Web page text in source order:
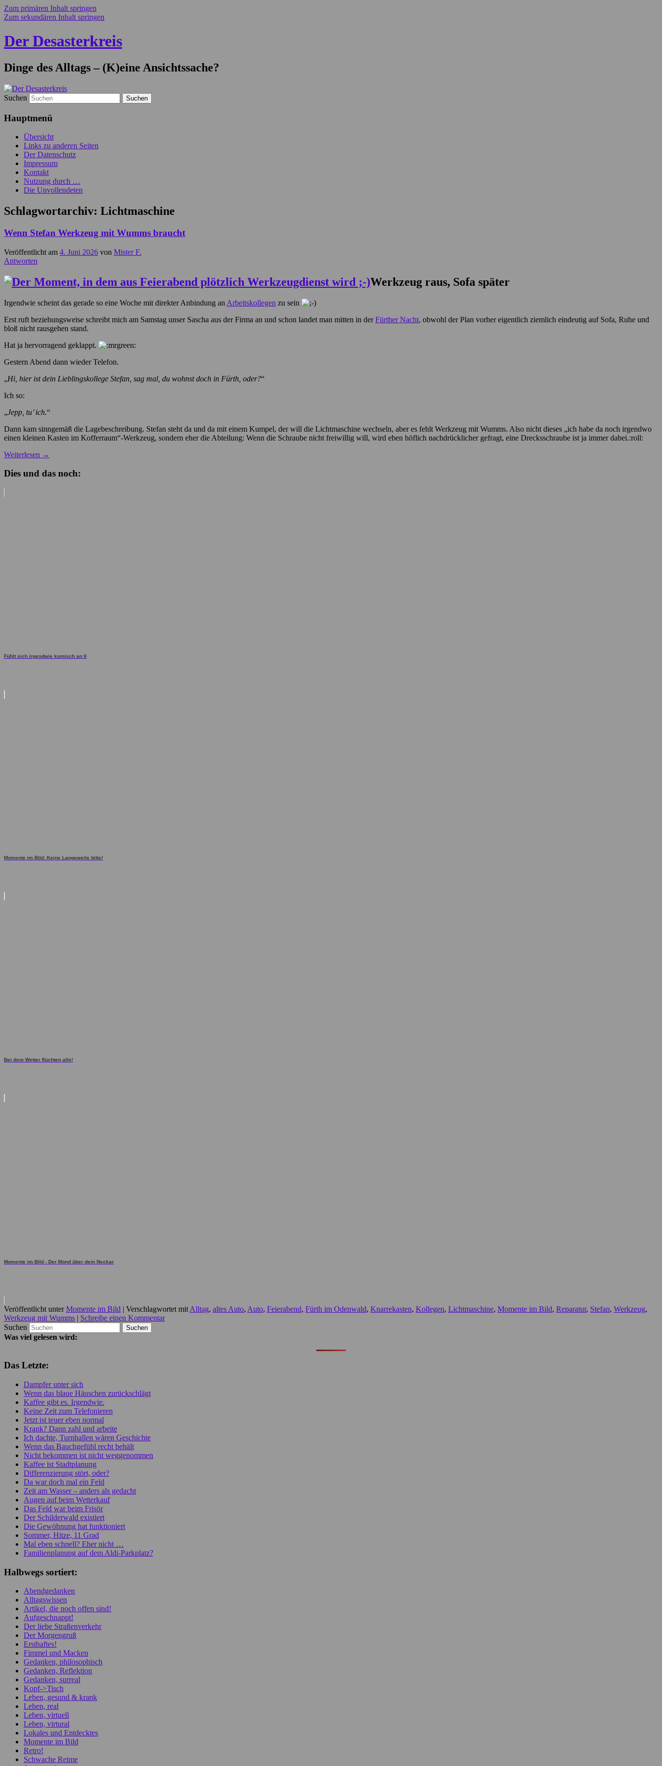
Zum primären Inhalt springen
Zum sekundären Inhalt springen
Der Desasterkreis
Dinge des Alltags – (K)eine Ansichtssache?
Suchen
Hauptmenü
Übersicht
Links zu anderen Seiten
Der Datenschutz
Impressum
Kontakt
Nutzung durch …
Die Unvollendeten
Schlagwortarchiv: Lichtmaschine
Wenn Stefan Werkzeug mit Wumms braucht
Veröffentlicht am 4. Juni 2026 von Mister F.
Antworten
Werkzeug raus, Sofa später
Irgendwie scheint das gerade so eine Woche mit direkter Anbindung an Arbeitskollegen zu sein
Erst ruft beziehungsweise schreibt mich am Samstag unser Sascha aus der Firma an und schon landet man mitten in derFürther Nacht, obwohl der Plan vorher eigentlich ziemlich eindeutig auf Sofa, Ruhe und
bloß nicht rausgehen stand.
Hat ja hervorragend geklappt.
Gestern Abend dann wieder Telefon.
„Hi, hier ist dein Lieblingskollege Stefan, sag mal, du wohnst doch in Fürth, oder?“
Ich so:
„Jepp, tu’ ich.“
Dann kam sinngemäß die Lagebeschreibung. Stefan steht da und da mit einem Kumpel, der will die Lichtmaschine wechseln, aber es fehlt Werkzeug mit Wumms. Also nicht dieses „ich habe da noch irgendwo
einen kleinen Kasten im Kofferraum“-Werkzeug, sondern eher die Abteilung: Wenn die Schraube nicht freiwillig will, wird eben höflich nachdrücklicher gefragt, eine Drecksschraube ist ja immer dabei.:roll:
Weiterlesen →
Dies und das noch:
Fühlt sich irgendwie komisch an II
Momente im Bild: Keine Langeweile bitte!
Bei dem Wetter flüchten alle!
Momente im Bild - Der Mond über dem Neckar
Veröffentlicht unter Momente im Bild | Verschlagwortet mit Alltag, altes Auto, Auto, Feierabend, Fürth im Odenwald, Knarrekasten, Kollegen, Lichtmaschine, Momente im Bild, Reparatur, Stefan, Werkzeug,
Werkzeug mit Wumms | Schreibe einen Kommentar
Suchen
Was viel gelesen wird:
Das Letzte:
Dampfer unter sich
Wenn das blaue Häuschen zurückschlägt
Kaffee gibt es. Irgendwie.
Keine Zeit zum Telefonieren
Jetzt ist teuer eben normal
Krank? Dann zahl und arbeite
Ich dachte, Turnhallen wären Geschichte
Wenn das Bauchgefühl recht behält
Nicht bekommen ist nicht weggenommen
Kaffee ist Stadtplanung
Differenzierung stört, oder?
Da war doch mal ein Feld
Zeit am Wasser – anders als gedacht
Augen auf beim Wetterkauf
Das Feld war beim Frisör
Der Schilderwald existiert
Die Gewöhnung hat funktioniert
Sommer, Hitze, 11 Grad
Mal eben schnell? Eher nicht …
Familienplanung auf dem Aldi-Parkplatz?
Halbwegs sortiert:
Abendgedanken
Alltagswissen
Artikel, die noch offen sind!
Aufgeschnappt!
Der liebe Straßenverkehr
Der Morgengruß
Ersthaftes!
Fimmel und Macken
Gedanken, philosophisch
Gedanken, Reflektion
Gedanken, surreal
Kopf->Tisch
Leben, gesund & krank
Leben, real
Leben, virtuell
Leben, virtural
Lokales und Entdecktes
Momente im Bild
Retro!
Schwache Reime